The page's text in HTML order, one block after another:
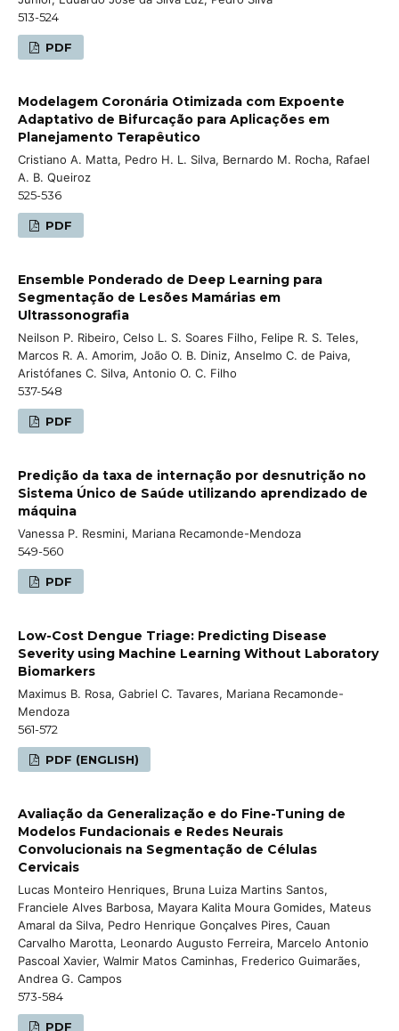
513-524
PDF
Modelagem Coronária Otimizada com Expoente
Adaptativo de Bifurcação para Aplicações em
Planejamento Terapêutico
Cristiano A. Matta, Pedro H. L. Silva, Bernardo M. Rocha, Rafael
A. B. Queiroz
525-536
PDF
Ensemble Ponderado de Deep Learning para
Segmentação de Lesões Mamárias em
Ultrassonografia
Neilson P. Ribeiro, Celso L. S. Soares Filho, Felipe R. S. Teles,
Marcos R. A. Amorim, João O. B. Diniz, Anselmo C. de Paiva,
Aristófanes C. Silva, Antonio O. C. Filho
537-548
PDF
Predição da taxa de internação por desnutrição no
Sistema Único de Saúde utilizando aprendizado de
máquina
Vanessa P. Resmini, Mariana Recamonde-Mendoza
549-560
PDF
Low-Cost Dengue Triage: Predicting Disease
Severity using Machine Learning Without Laboratory
Biomarkers
Maximus B. Rosa, Gabriel C. Tavares, Mariana Recamonde-
Mendoza
561-572
PDF (ENGLISH)
Avaliação da Generalização e do Fine-Tuning de
Modelos Fundacionais e Redes Neurais
Convolucionais na Segmentação de Células
Cervicais
Lucas Monteiro Henriques, Bruna Luiza Martins Santos,
Franciele Alves Barbosa, Mayara Kalita Moura Gomides, Mateus
Amaral da Silva, Pedro Henrique Gonçalves Pires, Cauan
Carvalho Marotta, Leonardo Augusto Ferreira, Marcelo Antonio
Pascoal Xavier, Walmir Matos Caminhas, Frederico Guimarães,
Andrea G. Campos
573-584
PDF